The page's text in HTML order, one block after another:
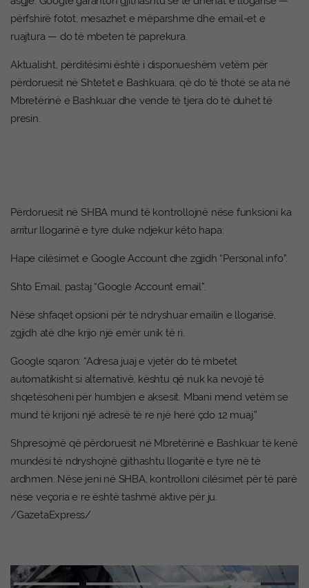
përfshirë fotot, mesazhet e mëparshme dhe email-et e
ruajtura — do të mbeten të paprekura.
Aktualisht, përditësimi është i disponueshëm vetëm për
përdoruesit në Shtetet e Bashkuara, që do të thotë se ata në
Mbretërinë e Bashkuar dhe vende të tjera do të duhet të
presin.
Përdoruesit në SHBA mund të kontrollojnë nëse funksioni ka
arritur llogarinë e tyre duke ndjekur këto hapa:
Hape cilësimet e Google Account dhe zgjidh “Personal info”.
Shto Email, pastaj “Google Account email”.
Nëse shfaqet opsioni për të ndryshuar emailin e llogarisë,
zgjidh atë dhe krijo një emër unik të ri.
Google sqaron: “Adresa juaj e vjetër do të mbetet
automatikisht si alternativë, kështu që nuk ka nevojë të
shqetësoheni për humbjen e aksesit. Mbani mend vetëm se
mund të krijoni një adresë të re një herë çdo 12 muaj.”
Shpresojmë që përdoruesit në Mbretërinë e Bashkuar të kenë
mundësi të ndryshojnë gjithashtu llogaritë e tyre në të
ardhmen. Nëse jeni në SHBA, kontrolloni cilësimet për të parë
nëse veçoria e re është tashmë aktive për ju.
/GazetaExpress/